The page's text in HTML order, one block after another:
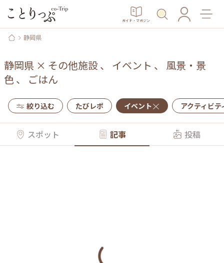
ガイド・マガジン
静岡県
静岡県 × その他施設、 イベント 、 風景・景
色、 ごはん
絞り込む たびレポ イベント アクティビテ
スポット 記事 投稿